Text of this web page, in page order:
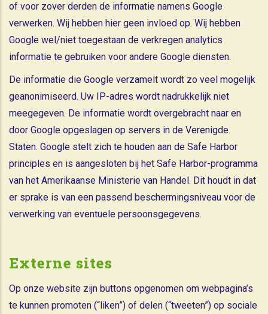
of voor zover derden de informatie namens Google
verwerken. Wij hebben hier geen invloed op. Wij hebben
Google wel/niet toegestaan de verkregen analytics
informatie te gebruiken voor andere Google diensten.
De informatie die Google verzamelt wordt zo veel mogelijk
geanonimiseerd. Uw IP-adres wordt nadrukkelijk niet
meegegeven. De informatie wordt overgebracht naar en
door Google opgeslagen op servers in de Verenigde
Staten. Google stelt zich te houden aan de Safe Harbor
principles en is aangesloten bij het Safe Harbor-programma
van het Amerikaanse Ministerie van Handel. Dit houdt in dat
er sprake is van een passend beschermingsniveau voor de
verwerking van eventuele persoonsgegevens.
Externe sites
Op onze website zijn buttons opgenomen om webpagina’s
te kunnen promoten (“liken”) of delen (“tweeten”) op sociale